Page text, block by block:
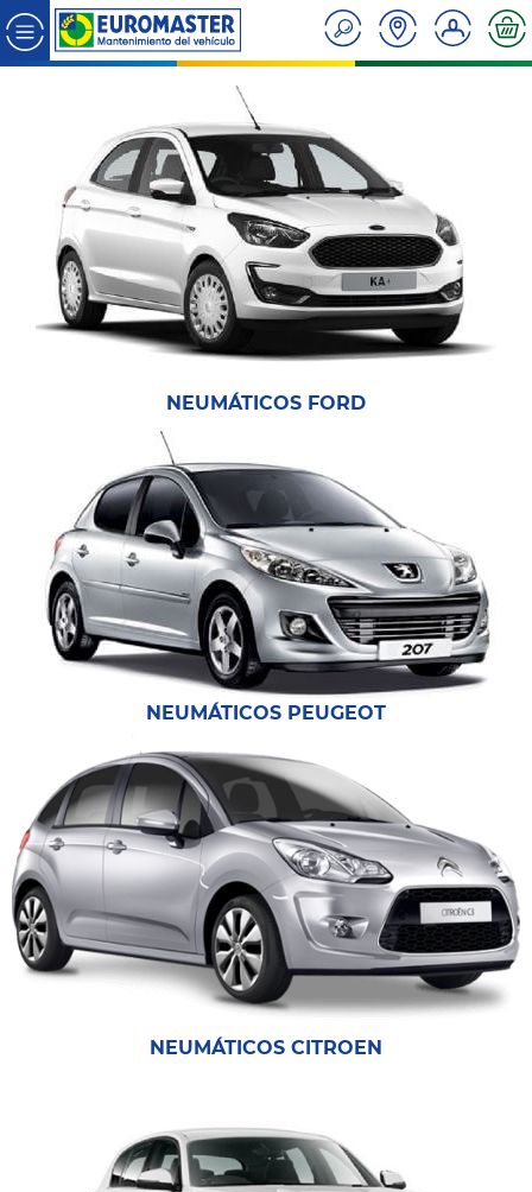
NEUMÁTICOS FORD
NEUMÁTICOS PEUGEOT
NEUMÁTICOS CITROEN